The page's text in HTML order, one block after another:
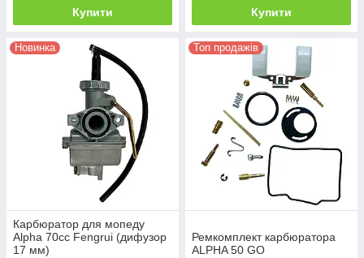
Купити Купити
Новинка
Карбюратор для мопеду
Alpha 70cc Fengrui (дифузор
17 мм)
Топ продажів
Ремкомплект карбюратора
ALPHA 50 GO